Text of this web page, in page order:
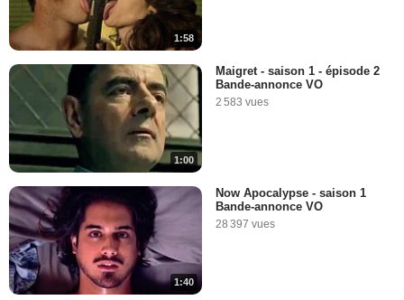
1:58
1:00
Maigret - saison 1 - épisode 2
Bande-annonce VO
2 583 vues
1:40
Now Apocalypse - saison 1
Bande-annonce VO
28 397 vues